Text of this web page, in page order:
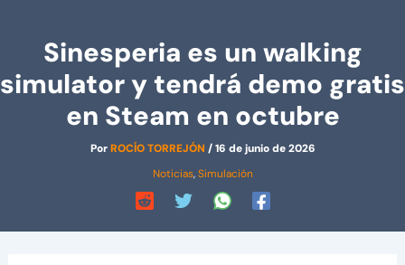
Sinesperia es un walking
simulator y tendrá demo gratis
en Steam en octubre
PorROCÍO TORREJÓN /16 de junio de 2026
Noticias,Simulación